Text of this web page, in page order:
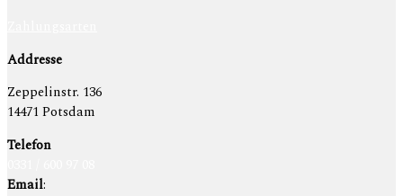
Addresse
Zeppelinstr. 136
14471 Potsdam
Telefon
Email: